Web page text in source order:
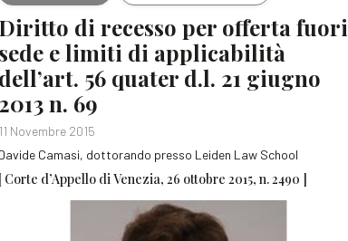
Diritto di recesso per offerta fuori
sede e limiti di applicabilità
dell’art. 56 quater d.l. 21 giugno
2013 n. 69
11 Novembre 2015
Davide Camasi, dottorando presso Leiden Law School
[ Corte d’Appello di Venezia, 26 ottobre 2015, n. 2490 ]